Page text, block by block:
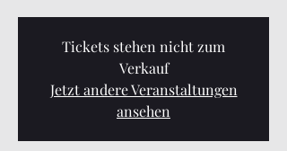
Tickets stehen nicht zum
Verkauf
Jetzt andere Veranstaltungen
ansehen